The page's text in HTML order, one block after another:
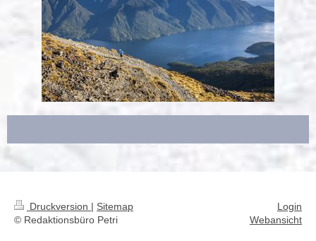
Druckversion | Sitemap
© Redaktionsbüro Petri
Login
Webansicht